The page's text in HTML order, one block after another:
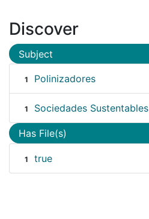
Discover
Subject
1 Polinizadores
1 Sociedades Sustentables
Has File(s)
1 true